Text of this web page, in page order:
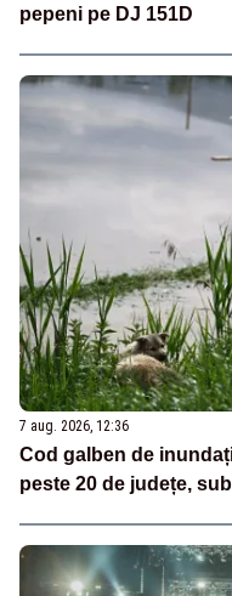
pepeni pe DJ 151D
7 aug. 2026, 12:36
Cod galben de
peste 20 de județe,